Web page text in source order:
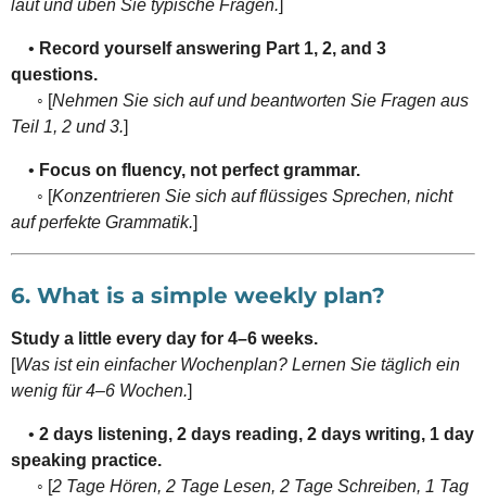
laut und üben Sie typische Fragen.]
• Record yourself answering Part 1, 2, and 3
questions.
◦ [Nehmen Sie sich auf und beantworten Sie Fragen aus
Teil 1, 2 und 3.]
• Focus on fluency, not perfect grammar.
◦ [Konzentrieren Sie sich auf flüssiges Sprechen, nicht
auf perfekte Grammatik.]
6. What is a simple weekly plan?
Study a little every day for 4–6 weeks.
[Was ist ein einfacher Wochenplan? Lernen Sie täglich ein
wenig für 4–6 Wochen.]
• 2 days listening, 2 days reading, 2 days writing, 1 day
speaking practice.
◦ [2 Tage Hören, 2 Tage Lesen, 2 Tage Schreiben, 1 Tag